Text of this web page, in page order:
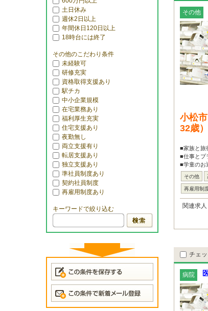
土日休み
週休2日以上
年間休日120日以上
18時台には終了
その他のこだわり条件
未経験可
研修充実
資格取得支援あり
駅チカ
中小企業規模
在宅業務あり
福利厚生充実
住宅支援あり
夜勤無し
両立支援有り
転居支援あり
独立支援あり
準社員制度あり
契約社員制度
再雇用制度あり
キーワードで絞り込む
その他
小松
32歳
■家族と旅
■仕事とプ
■学童のお
その他
再雇用制
関連求人
チェ
病院